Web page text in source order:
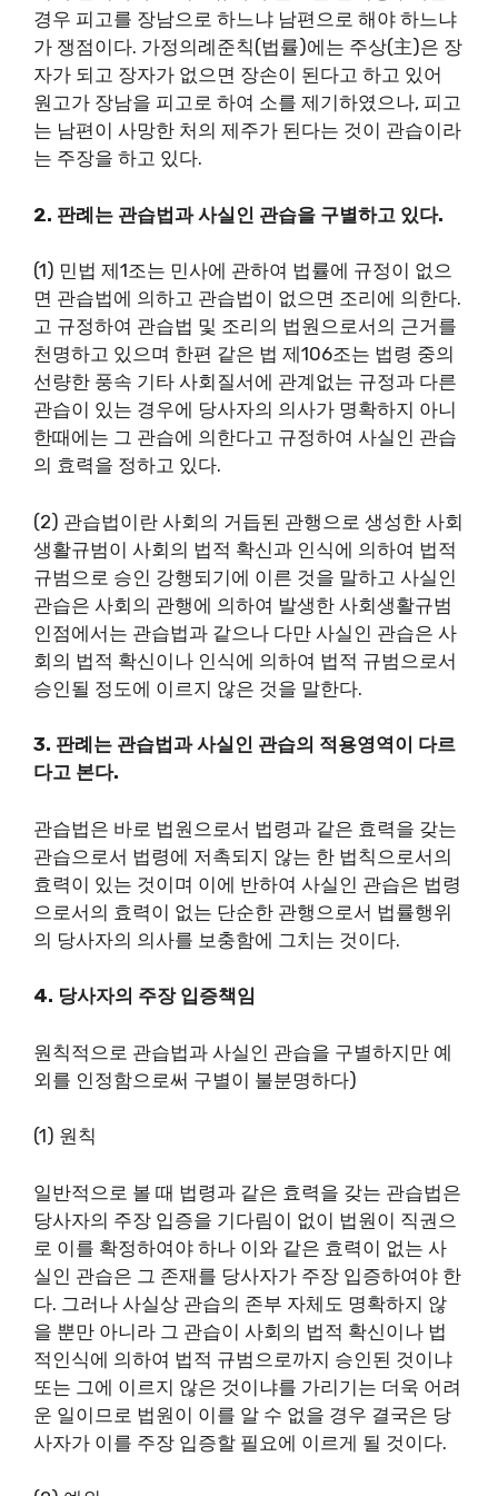
경우 피고를 장남으로 하느냐 남편으로 해야 하느냐
가 쟁점이다. 가정의례준칙(법률)에는 주상(主)은 장
자가 되고 장자가 없으면 장손이 된다고 하고 있어
원고가 장남을 피고로 하여 소를 제기하였으나, 피고
는 남편이 사망한 처의 제주가 된다는 것이 관습이라
는 주장을 하고 있다.
2. 판례는 관습법과 사실인 관습을 구별하고 있다.
(1) 민법 제1조는 민사에 관하여 법률에 규정이 없으
면 관습법에 의하고 관습법이 없으면 조리에 의한다.
고 규정하여 관습법 및 조리의 법원으로서의 근거를
천명하고 있으며 한편 같은 법 제106조는 법령 중의
선량한 풍속 기타 사회질서에 관계없는 규정과 다른
관습이 있는 경우에 당사자의 의사가 명확하지 아니
한때에는 그 관습에 의한다고 규정하여 사실인 관습
의 효력을 정하고 있다.
(2) 관습법이란 사회의 거듭된 관행으로 생성한 사회
생활규범이 사회의 법적 확신과 인식에 의하여 법적
규범으로 승인 강행되기에 이른 것을 말하고 사실인
관습은 사회의 관행에 의하여 발생한 사회생활규범
인점에서는 관습법과 같으나 다만 사실인 관습은 사
회의 법적 확신이나 인식에 의하여 법적 규범으로서
승인될 정도에 이르지 않은 것을 말한다.
3. 판례는 관습법과 사실인 관습의 적용영역이 다르
다고 본다.
관습법은 바로 법원으로서 법령과 같은 효력을 갖는
관습으로서 법령에 저촉되지 않는 한 법칙으로서의
효력이 있는 것이며 이에 반하여 사실인 관습은 법령
으로서의 효력이 없는 단순한 관행으로서 법률행위
의 당사자의 의사를 보충함에 그치는 것이다.
4. 당사자의 주장 입증책임
원칙적으로 관습법과 사실인 관습을 구별하지만 예
외를 인정함으로써 구별이 불분명하다)
(1) 원칙
일반적으로 볼 때 법령과 같은 효력을 갖는 관습법은
당사자의 주장 입증을 기다림이 없이 법원이 직권으
로 이를 확정하여야 하나 이와 같은 효력이 없는 사
실인 관습은 그 존재를 당사자가 주장 입증하여야 한
다. 그러나 사실상 관습의 존부 자체도 명확하지 않
을 뿐만 아니라 그 관습이 사회의 법적 확신이나 법
적인식에 의하여 법적 규범으로까지 승인된 것이냐
또는 그에 이르지 않은 것이냐를 가리기는 더욱 어려
운 일이므로 법원이 이를 알 수 없을 경우 결국은 당
사자가 이를 주장 입증할 필요에 이르게 될 것이다.